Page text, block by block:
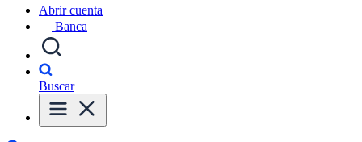
Abrir cuenta
Banca
Buscar